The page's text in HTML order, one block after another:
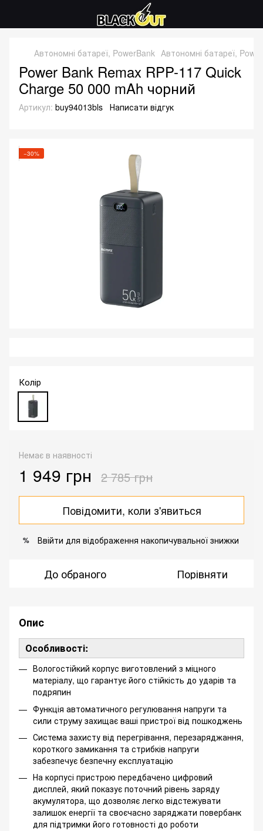
Автономні батареї, PowerBank Автономні батареї,
Power Bank Remax RPP-117 Quick
Charge 50 000 mAh чорний
Артикул: buy94013bls Написати відгук
−30%
Колір
Немає в наявності
1 949 грн 2 785 грн
Повідомити, коли з'явиться
% Ввійти для відображення накопичувальної знижки
До обраного Порівняти
Опис
Особливості:
Вологостійкий корпус виготовлений з міцного
матеріалу, що гарантує його стійкість до ударів та
подряпин
Функція автоматичного регулювання напруги та
сили струму захищає ваші пристрої від пошкоджень
Система захисту від перегрівання, перезаряджання,
короткого замикання та стрибків напруги
забезпечує безпечну експлуатацію
На корпусі пристрою передбачено цифровий
дисплей, який показує поточний рівень заряду
акумулятора, що дозволяє легко відстежувати
залишок енергії та своєчасно заряджати повербанк
для підтримки його готовності до роботи